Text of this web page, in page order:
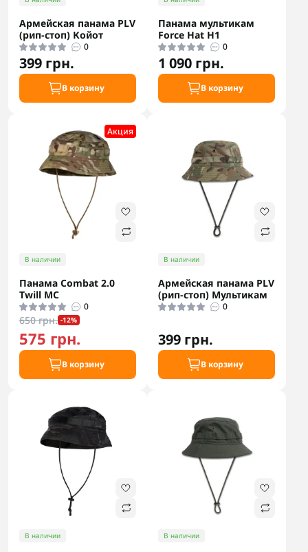
Армейская панама PLV
(рип-стоп) Койот
0
399 грн.
В корзину
Панама мультикам
Force Hat H1
0
1 090 грн.
В корзину
Акция
В наличии
Панама Combat 2.0
Twill MC
0
650 грн. -12%
575 грн.
В корзину
В наличии
Армейская панама PLV
(рип-стоп) Мультикам
0
399 грн.
В корзину
В наличии В наличии